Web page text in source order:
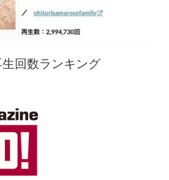
回数ランキング